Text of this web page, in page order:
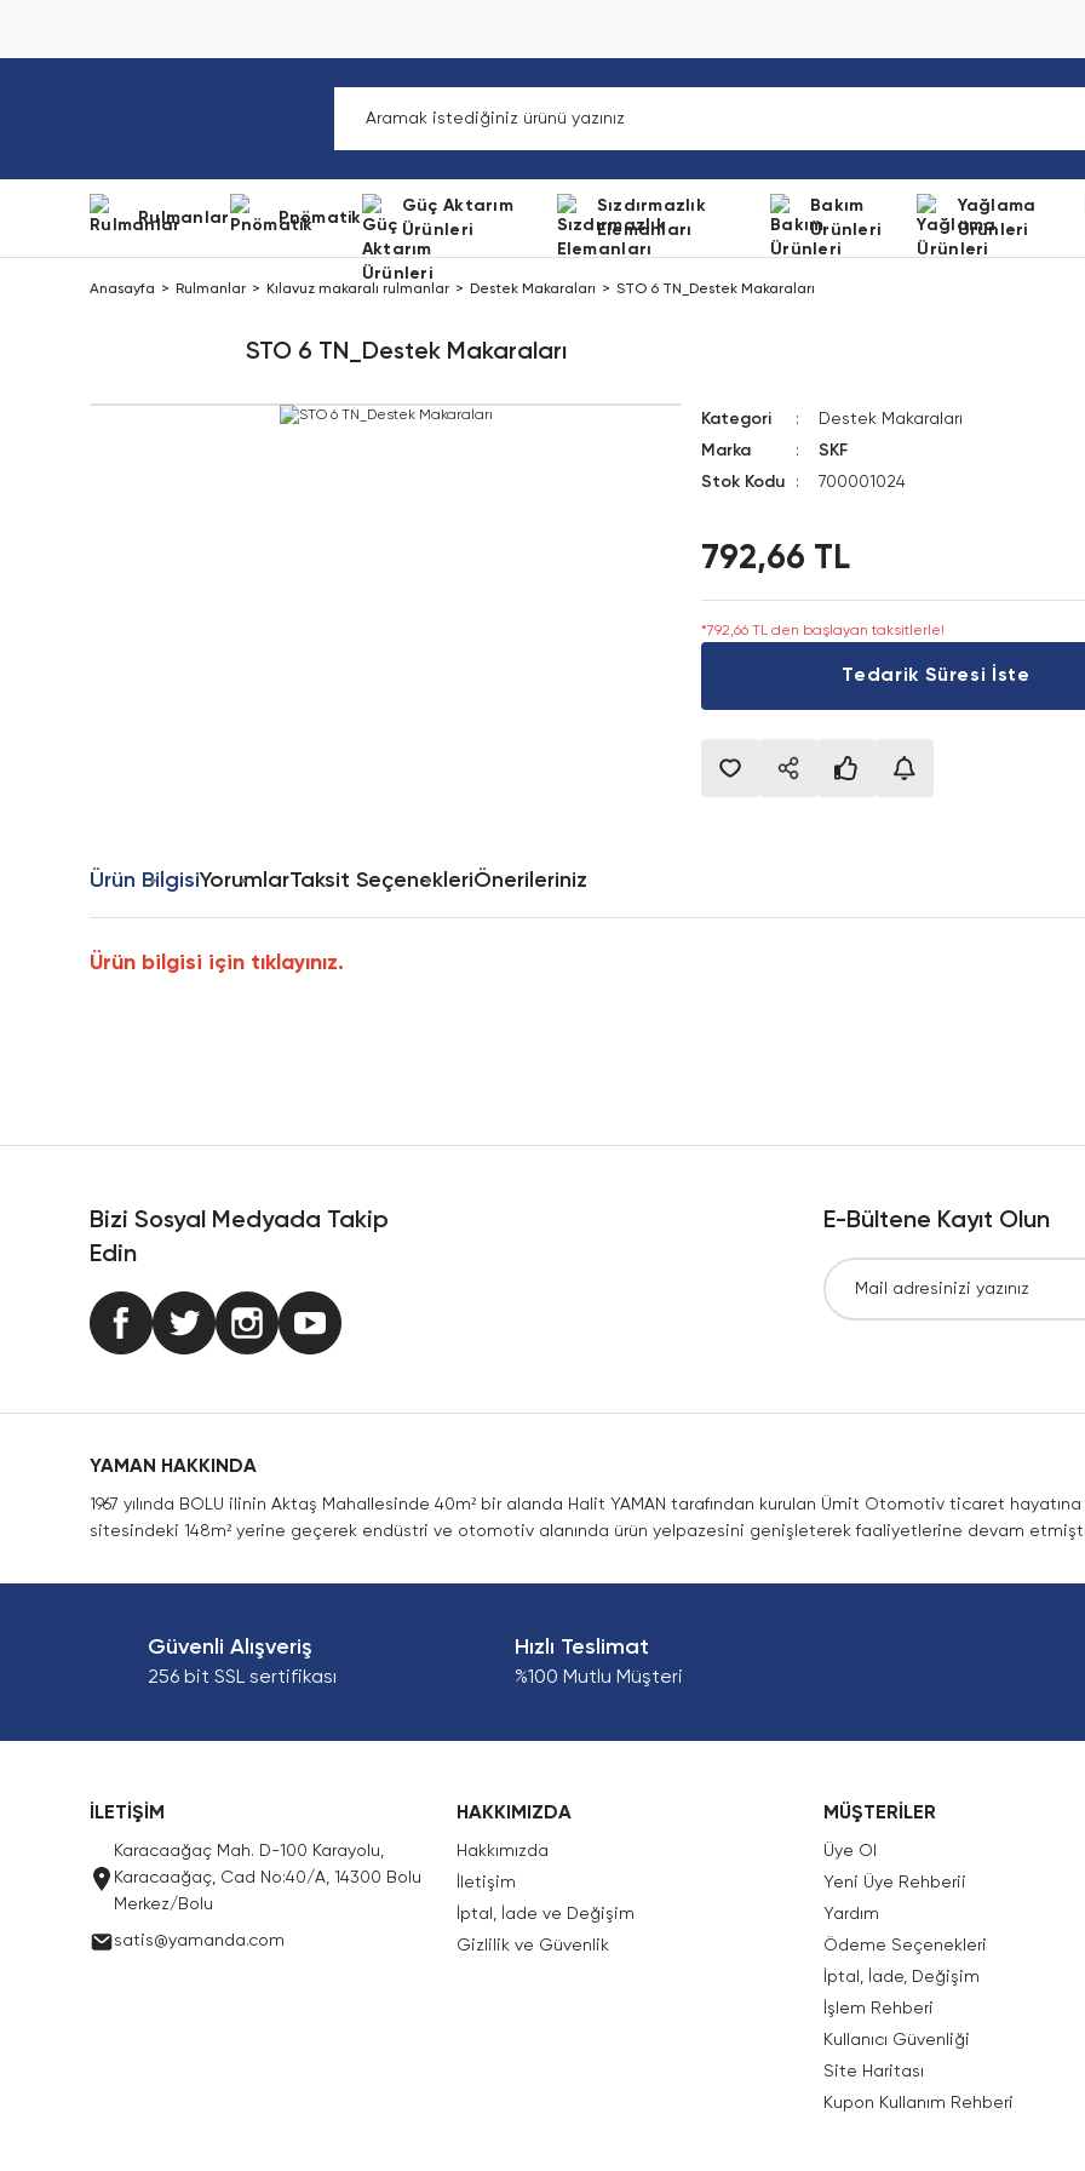
Rulmanlar Pnömatik
Güç Aktarım
Ürünleri
Sızdırmazlık
Elemanları
Bakım
Ürünleri
Yağlama
Ürünleri
Anasayfa Rulmanlar Kılavuz makaralı rulmanlar Destek Makaraları STO 6 TN_Destek Makaraları
STO 6 TN_Destek Makaraları
Kategori
Destek Makaraları
Marka
SKF
Stok Kodu
700001024
792,66 TL
*792,66 TL den başlayan taksitlerle!
Tedarik Süresi İste
Ürün BilgisiYorumlarTaksit SeçenekleriÖnerileriniz
Ürün bilgisi için tıklayınız.
Bizi Sosyal Medyada Takip
Edin
E-Bültene Kayıt Olun
YAMAN HAKKINDA
1967 yılında BOLU ilinin Aktaş Mahallesinde 40m² bir alanda Halit YAMAN tarafından kurulan Ümit Otomotiv ticaret
sitesindeki 148m² yerine geçerek endüstri ve otomotiv alanında ürün yelpazesini genişleterek faaliyetlerine devam
Güvenli Alışveriş
256 bit SSL sertifikası
Hızlı Teslimat
%100 Mutlu Müşteri
İLETİŞİM
Karacaağaç Mah. D-100 Karayolu,
Karacaağaç, Cad No:40/A, 14300 Bolu
Merkez/Bolu
satis@yamanda.com
HAKKIMIZDA
Hakkımızda
İletişim
İptal, İade ve Değişim
Gizlilik ve Güvenlik
MÜŞTERİLER
Üye Ol
Yeni Üye Rehberii
Yardım
Ödeme Seçenekleri
İptal, İade, Değişim
İşlem Rehberi
Kullanıcı Güvenliği
Site Haritası
Kupon Kullanım Rehberi